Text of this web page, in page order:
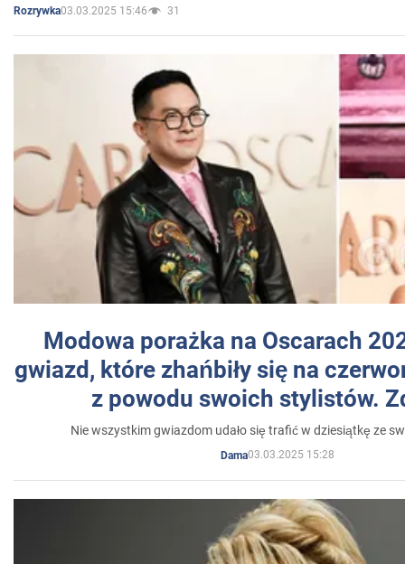
Rozrywka03.03.2025 15:46 31
Modowa porażka na Oscarach
gwiazd, które zhańbiły się na
z powodu swoich stylistów.
Nie wszystkim gwiazdom udało się trafić w dziesiątkę ze
Dama03.03.2025 15:28